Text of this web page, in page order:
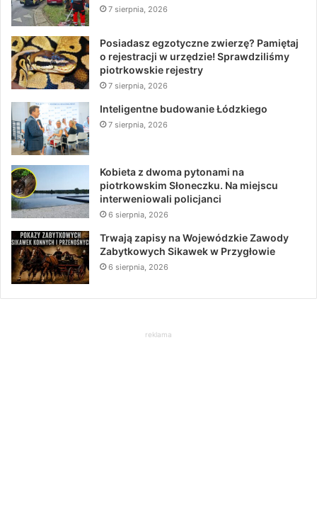
7 sierpnia, 2026
Posiadasz egzotyczne zwierzę? Pamiętaj
o rejestracji w urzędzie! Sprawdziliśmy
piotrkowskie rejestry
7 sierpnia, 2026
Inteligentne budowanie Łódzkiego
7 sierpnia, 2026
Kobieta z dwoma pytonami na
piotrkowskim Słoneczku. Na miejscu
interweniowali policjanci
6 sierpnia, 2026
Trwają zapisy na Wojewódzkie Zawody
Zabytkowych Sikawek w Przygłowie
6 sierpnia, 2026
reklama